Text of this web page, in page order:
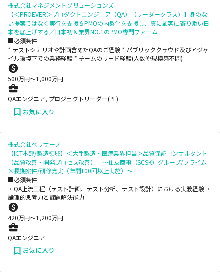
株式会社マネジメントソリューションズ
【＜PROEVER＞プロダクトエンジニア（QA）（リーダークラス）】身のな
い提案ではなく実行を支援＆PMOの内製化を支援し、真に顧客に寄り添い日
本を底上げする／日本初＆業界NO.1のPMO専門ファーム
■必須条件
* テストシナリオや計画含めたQAのご経験 * パブリッククラウド及びアジャ
イル環境下での業務経験 * チームのリード経験(人数や規模感不問)
500万円〜1,000万円
QAエンジニア, プロジェクトリーダー(PL)
お気に入り
株式会社ベリサーブ
【ICT本部/製造領域】＜大手製造・医療業界担当＞品質保証コンサルタント
（品質改善・開発プロセス改善） ～住友商事（SCSK）グループ/プライム
×長期案件/研修充実（年間100回以上実施）～
■必須条件
・QA上流工程（テスト計画、テスト分析、テスト設計）における実務経験 ・
論理的思考力と課題解決能力
420万円〜1,200万円
QAエンジニア
お気に入り